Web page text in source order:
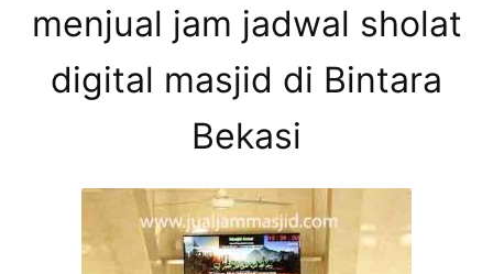
menjual jam jadwal sholat
digital masjid di Bintara
Bekasi